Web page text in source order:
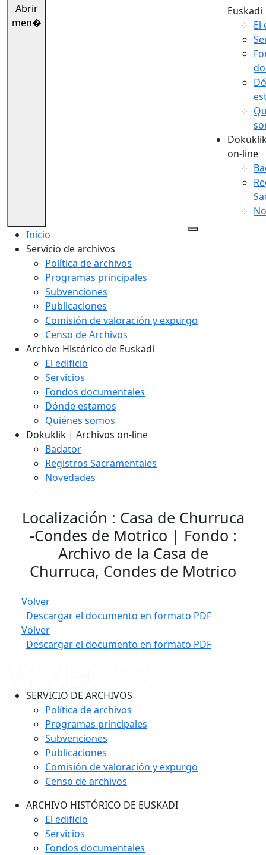
Abrir
men�
Euskadi
El
on-line
Inicio
Servicio de archivos
Política de archivos
Programas principales
Subvenciones
Publicaciones
Comisión de valoración y expurgo
Censo de Archivos
Archivo Histórico de Euskadi
El edificio
Servicios
Fondos documentales
Dónde estamos
Quiénes somos
Dokuklik | Archivos on-line
Badator
Registros Sacramentales
Novedades
Localización : Casa de Churruca
-Condes de Motrico | Fondo :
Archivo de la Casa de
Churruca, Condes de Motrico
Volver
Descargar el documento en formato PDF
Volver
Descargar el documento en formato PDF
SERVICIO DE ARCHIVOS
Política de archivos
Programas principales
Subvenciones
Publicaciones
Comisión de valoración y expurgo
Censo de archivos
ARCHIVO HISTÓRICO DE EUSKADI
El edificio
Servicios
Fondos documentales